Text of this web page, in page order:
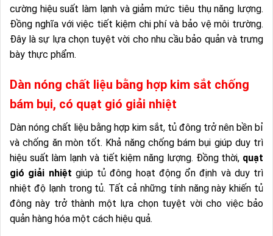
cường hiệu suất làm lạnh và giảm mức tiêu thụ năng lượng.
Đồng nghĩa với việc tiết kiệm chi phí và bảo vệ môi trường.
Đây là sự lựa chọn tuyệt vời cho nhu cầu bảo quản và trưng
bày thực phẩm.
Dàn nóng chất liệu bằng hợp kim sắt chống
bám bụi, có quạt gió giải nhiệt
Dàn nóng chất liệu bằng hợp kim sắt, tủ đông trở nên bền bỉ
và chống ăn mòn tốt. Khả năng chống bám bụi giúp duy trì
hiệu suất làm lạnh và tiết kiệm năng lượng. Đồng thời, quạt
gió giải nhiệt giúp tủ đông hoạt động ổn định và duy trì
nhiệt độ lạnh trong tủ. Tất cả những tính năng này khiến tủ
đông này trở thành một lựa chọn tuyệt vời cho việc bảo
quản hàng hóa một cách hiệu quả.